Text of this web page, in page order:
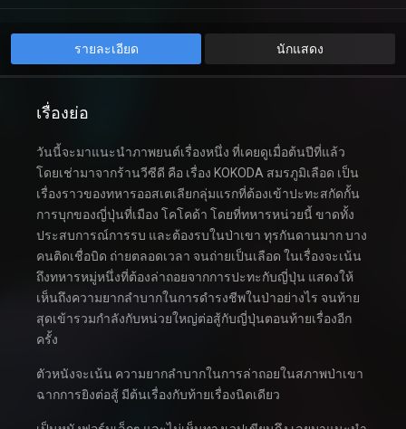
รายละเอียด นักแสดง
เรื่องย่อ
วันนี้จะมาแนะนำภาพยนต์เรื่องหนึ่ง ที่เคยดูเมื่อต้นปีที่แล้ว
โดยเช่ามาจากร้านวีซีดี คือ เรื่อง KOKODA สมรภูมิเลือด เป็น
เรื่องราวของทหารออสเตเลียกลุ่มแรกที่ต้องเข้าปะทะสกัดกั้น
การบุกของญี่ปุ่นที่เมือง โคโคด้า โดยที่ทหารหน่วยนี้ ขาดทั้ง
ประสบการณ์การรบ และต้องรบในป่าเขา ทุรกันดานมาก บาง
คนติดเชื่อบิด ถ่ายตลอดเวลา จนถ่ายเป็นเลือด ในเรื่องจะเน้น
ถึงทหารหมู่หนึ่งที่ต้องล่าถอยจากการปะทะกับญี่ปุ่น แสดงให้
เห็นถึงความยากลำบากในการดำรงชีพในป่าอย่างไร จนท้าย
สุดเข้ารวมกำลังกับหน่วยใหญ่ต่อสู้กับญี่ปุ่นตอนท้ายเรื่องอีก
ครั้ง
ตัวหนังจะเน้น ความยากลำบากในการล่าถอยในสภาพป่าเขา
ฉากการยิงต่อสู้ มีต้นเรื่องกับท้ายเรื่องนิดเดียว